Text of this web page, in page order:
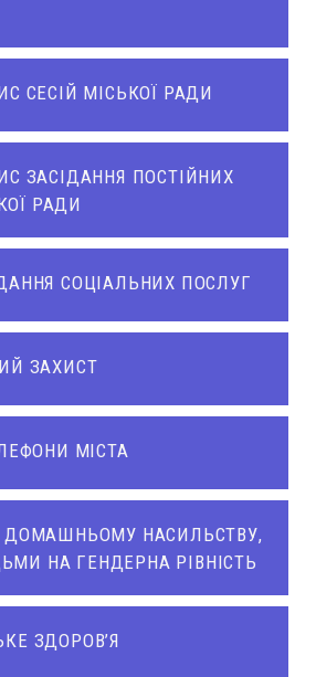
СЕСІЙ МІСЬКОЇ РАДИ
ЗАСІДАННЯ ПОСТІЙНИХ
РАДИ
СОЦІАЛЬНИХ ПОСЛУГ
ЗАХИСТ
МІСТА
ДОМАШНЬОМУ НАСИЛЬСТВУ,
НА ГЕНДЕРНА РІВНІСТЬ
ЗДОРОВ’Я